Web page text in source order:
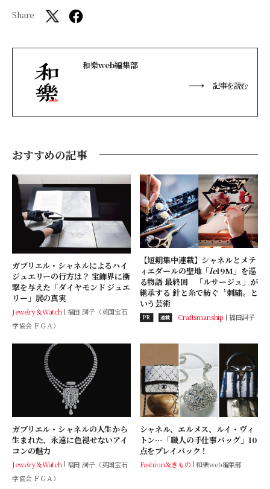
Share
和樂web編集部
記事を読む
おすすめの記事
ガブリエル・シャネルによるハイ
ジュエリーの行方は？ 宝飾界に衝
撃を与えた「ダイヤモンド ジュエ
リー」展の真実
Jewelry＆Watch
福田 詞子（英国宝石
学協会 ＦＧＡ）
【短期集中連載】シャネルとメテ
ィエダールの聖地「le19M」を巡
る物語 最終回 「ルサージュ」が
継承する 針と糸で紡ぐ〝刺繡〟と
いう芸術
PR 連載 Craftsmanship 福田詞子
ガブリエル・シャネルの人生から
生まれた、永遠に色褪せないアイ
コンの魅力
Jewelry＆Watch
福田 詞子（英国宝石
学協会 ＦＧＡ）
シャネル、エルメス、ルイ・ヴィ
トン…「職人の手仕事バッグ」10
点をプレイバック！
Fashion＆きもの 和樂web編集部